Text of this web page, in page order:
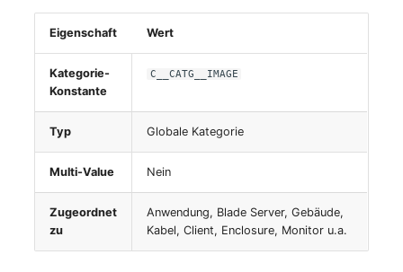
Replikationsobjekt
Router
SAN Zoning
Schrank
Server
Service
Eigenschaft Wert
Kategorie-
Konstante
C__CATG__IMAGE
Typ Globale Kategorie
Multi-Value Nein
Zugeordnet
zu
Anwendung, Blade Server, Gebäude,
Kabel, Client, Enclosure, Monitor u.a.